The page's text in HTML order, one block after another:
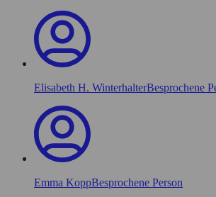
Elisabeth H. WinterhalterBesprochene
Emma KoppBesprochene Person